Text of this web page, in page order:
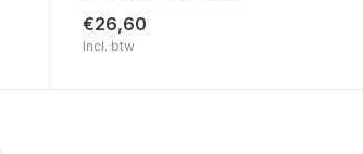
€26,60
Incl. btw